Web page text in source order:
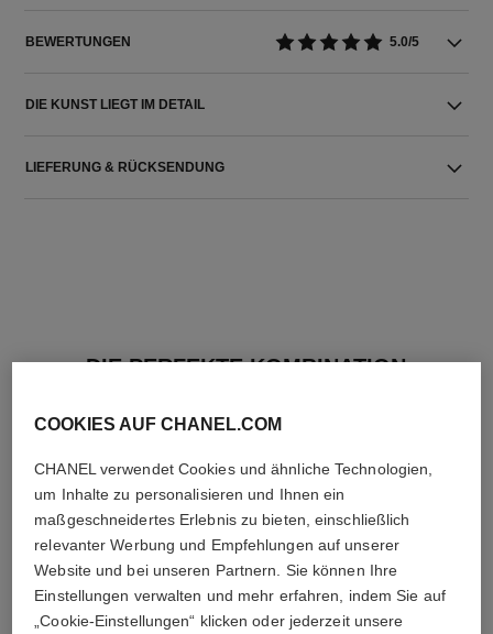
BEWERTUNGEN 5.0/5
DIE KUNST LIEGT IM DETAIL
LIEFERUNG & RÜCKSENDUNG
DIE PERFEKTE KOMBINATION
COOKIES AUF CHANEL.COM
CHANEL verwendet Cookies und ähnliche Technologien,
um Inhalte zu personalisieren und Ihnen ein
maßgeschneidertes Erlebnis zu bieten, einschließlich
relevanter Werbung und Empfehlungen auf unserer
Website und bei unseren Partnern. Sie können Ihre
Einstellungen verwalten und mehr erfahren, indem Sie auf
„Cookie-Einstellungen“ klicken oder jederzeit unsere